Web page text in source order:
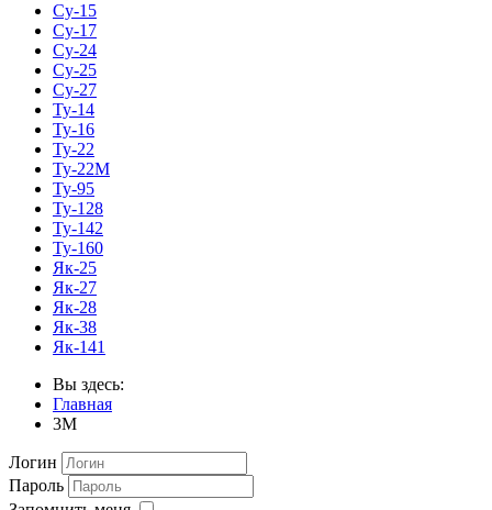
Су-15
Су-17
Су-24
Су-25
Су-27
Ту-14
Ту-16
Ту-22
Ту-22М
Ту-95
Ту-128
Ту-142
Ту-160
Як-25
Як-27
Як-28
Як-38
Як-141
Вы здесь:
Главная
3М
Логин
Пароль